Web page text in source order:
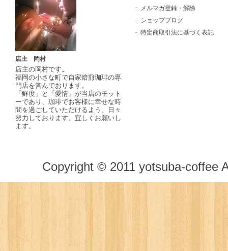
店主 岡村
店主の岡村です。
福岡の小さな町で自家焙煎珈琲の専
門店を営んでおります。
「鮮度」と「愛情」が当店のモット
ーであり、珈琲でお客様に幸せな時
間を過ごしていただけるよう、日々
努力しております。宜しくお願いし
ます。
メルマガ登録・解除
ショップブログ
特定商取引法に基づく表記
Copyright © 2011 yotsuba-coffee